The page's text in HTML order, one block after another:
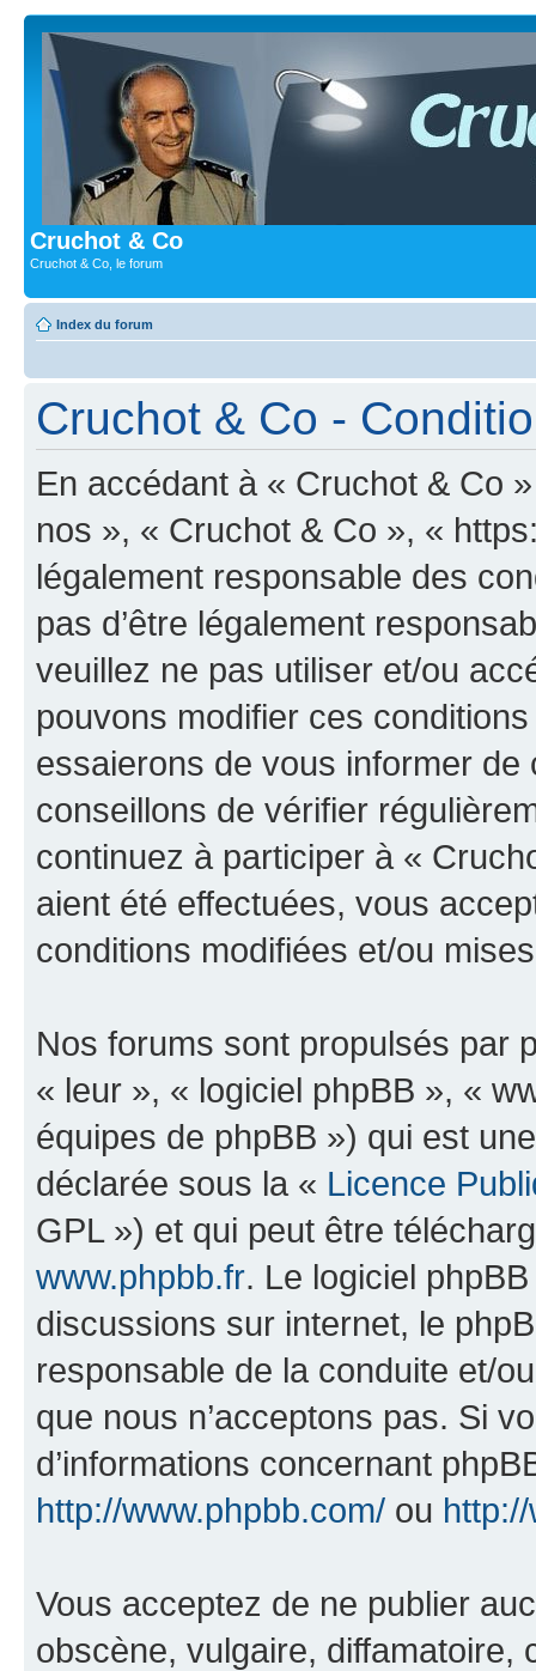
Cruchot & Co
Cruchot & Co, le forum
Index du forum
Cruchot & Co -
En accédant à « Cruchot & Co
nos », « Cruchot & Co », «
légalement responsable des
pas d’être légalement
veuillez ne pas utiliser et/ou
pouvons modifier ces
essaierons de vous informer
conseillons de vérifier
continuez à participer à «
aient été effectuées, vous
conditions modifiées et/ou
Nos forums sont propulsés par
« leur », « logiciel phpBB », «
équipes de phpBB ») qui est
déclarée sous la « Licence
GPL ») et qui peut être
www.phpbb.fr. Le logiciel
discussions sur internet, le
responsable de la conduite et/
que nous n’acceptons pas. Si
d’informations concernant
http://www.phpbb.com/ ou
Vous acceptez de ne publier
obscène, vulgaire, diffamatoire,